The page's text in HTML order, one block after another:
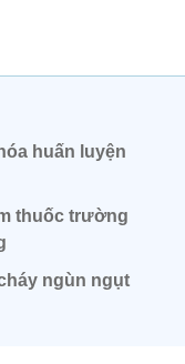
huấn luyện
thuốc trường
ngùn ngụt